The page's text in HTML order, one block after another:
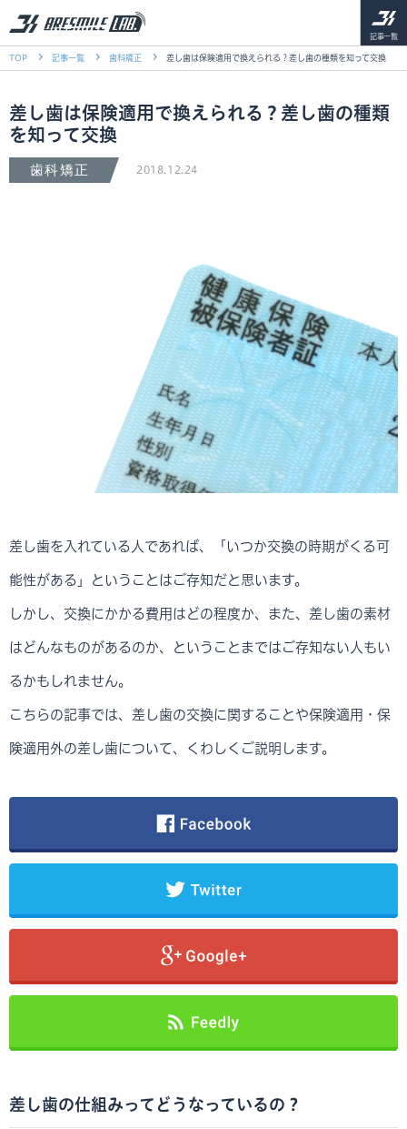
記事一覧
TOP 記事一覧 歯科矯正 差し歯は保険適用で換えられる？差し歯の種類を知って交換
差し歯は保険適用で換えられる？差し歯の種類
を知って交換
歯科矯正 2018.12.24
差し歯を入れている人であれば、「いつか交換の時期がくる可
能性がある」ということはご存知だと思います。
しかし、交換にかかる費用はどの程度か、また、差し歯の素材
はどんなものがあるのか、ということまではご存知ない人もい
るかもしれません。
こちらの記事では、差し歯の交換に関することや保険適用・保
険適用外の差し歯について、くわしくご説明します。
差し歯の仕組みってどうなっているの？